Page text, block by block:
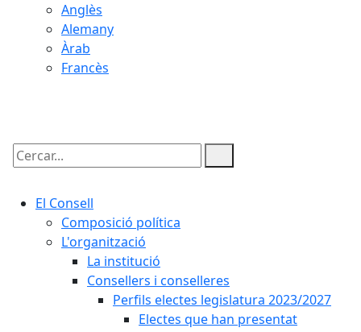
Anglès
Alemany
Àrab
Francès
Cercar:
El Consell
Composició política
L'organització
La institució
Consellers i conselleres
Perfils electes legislatura 2023/2027
Electes que han presentat